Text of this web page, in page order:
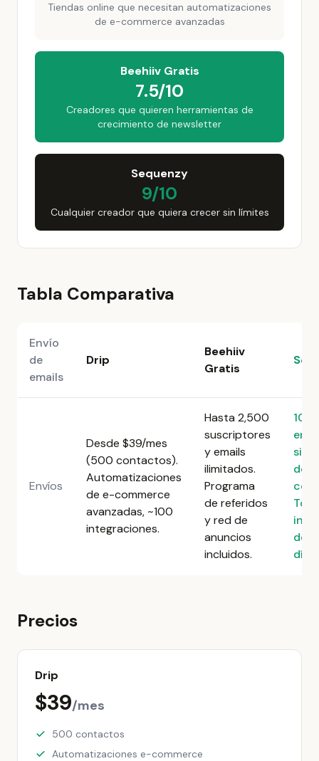
Tiendas online que necesitan automatizaciones
de e-commerce avanzadas
Beehiiv Gratis
7.5/10
Creadores que quieren herramientas de
crecimiento de newsletter
Sequenzy
9/10
Cualquier creador que quiera crecer sin límites
Tabla Comparativa
Envío
de
emails
Drip
Beehiiv
Gratis
Envíos
Desde $39/mes
(500 contactos).
Automatizaciones
de e-commerce
avanzadas, ~100
integraciones.
Hasta 2,500
suscriptores
y emails
ilimitados.
Programa
de referidos
y red de
anuncios
incluidos.
sin
de
día
Precios
Drip
$39/mes
500 contactos
Automatizaciones e-commerce